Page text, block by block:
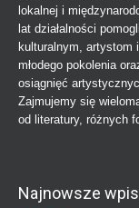
lokalnej i
lat działalności
kulturalnym, artystom
młodego pokolenia
osiągnięć
Zajmujemy się
od literatury, różnych
Najnowsze